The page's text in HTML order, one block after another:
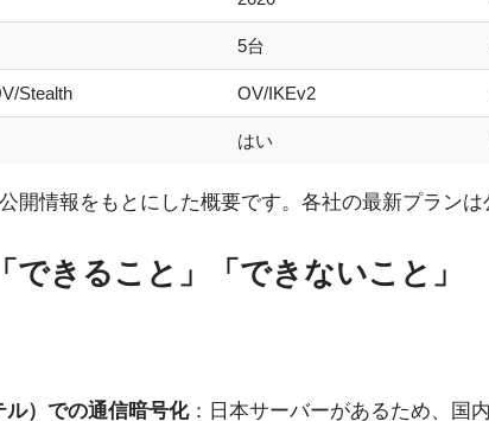
5台
Stealth OV/IKEv2
はい
開情報をもとにした概要です。各社の最新プランは
きること」「できないこと」
）での通信暗号化：日本サーバーがあるため、国